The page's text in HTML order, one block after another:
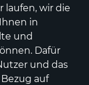
laufen, wir die
in
und
Dafür
und das
auf